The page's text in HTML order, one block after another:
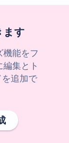
ます
機能をフ
集とト
を追加で